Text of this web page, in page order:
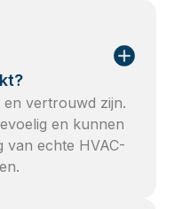
en vertrouwd zijn.
en kunnen
van echte HVAC-